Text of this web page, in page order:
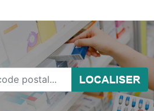
LOCALISER